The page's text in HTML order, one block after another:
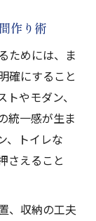
ーム実例
ーム事例
間の工夫
ォーム法
る具体策
演出する
イン変化
作り術
ためには、ま
確にすること
やモダン、
統一感が生ま
、トイレな
さえること
、収納の工夫